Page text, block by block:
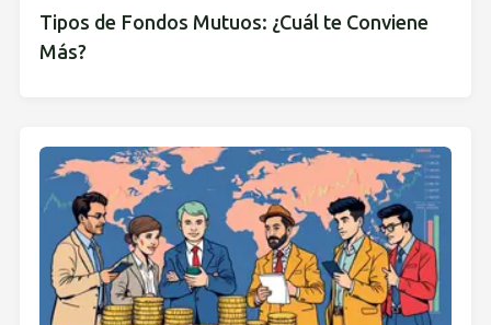
Tipos de Fondos Mutuos: ¿Cuál te Conviene
Más?